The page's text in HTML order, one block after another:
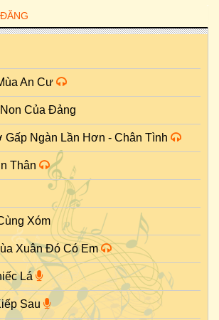
An Cư
Của Đảng
Gấp Ngàn Lần Hơn - Chân Tình
Thân
Xóm
Xuân Đó Có Em
Lá
Sau